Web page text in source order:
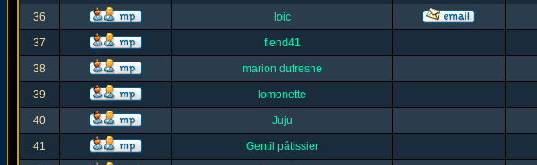
36 loic
37 fiend41
38 marion dufresne
39 lomonette
40 Juju
41 Gentil pâtissier